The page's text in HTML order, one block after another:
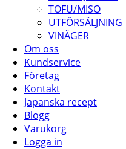
TOFU/MISO
UTFÖRSÄLJNING
VINÄGER
Om oss
Kundservice
Företag
Kontakt
Japanska recept
Blogg
Varukorg
Logga in